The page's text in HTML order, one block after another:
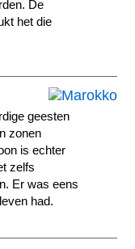
De
het die
geesten
zonen
is echter
zelfs
Er was eens
had.